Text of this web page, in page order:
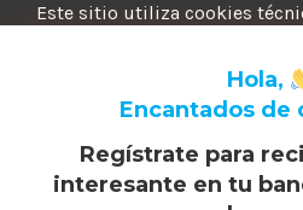
Hola,
Encantados de
Regístrate para
interesante en tu
Este sitio utiliza cookies
Para permitir funciones
específicas como compartir y
cookies de terceros, solo con
consentimiento, que